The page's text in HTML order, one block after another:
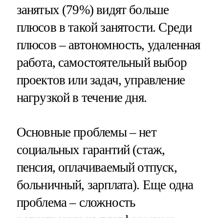
занятых (79%) видят больше
плюсов в такой занятости. Среди
плюсов – автономность, удаленная
работа, самостоятельный выбор
проектов или задач, управление
нагрузкой в течение дня.
Основные проблемы – нет
социальных гарантий (стаж,
пенсия, оплачиваемый отпуск,
больничный, зарплата). Еще одна
проблема – сложность